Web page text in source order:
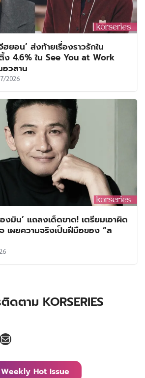
ยอน’ ส่งท้ายเรื่องราวรักใน
4.6% ใน See You at Work
วสาน
2026
มิน’ แถลงเด็ดขาด! เตรียมเอาผิด
เผยความจริงเป็นฝีมือของ “ส
ดตาม KORSERIES
Weekly Hot Issue